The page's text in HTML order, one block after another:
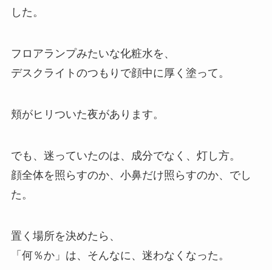
した。
フロアランプみたいな化粧水を、
デスクライトのつもりで顔中に厚く塗って。
頬がヒリついた夜があります。
でも、迷っていたのは、成分でなく、灯し方。
顔全体を照らすのか、小鼻だけ照らすのか、でし
た。
置く場所を決めたら、
「何％か」は、そんなに、迷わなくなった。